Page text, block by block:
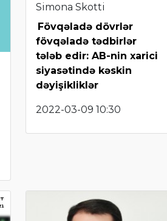
Simona Skotti
Fövqəladə dövrlər
fövqəladə tədbirlər
tələb edir: AB-nin xarici
siyasətində kəskin
dəyişikliklər
2022-03-09 10:30